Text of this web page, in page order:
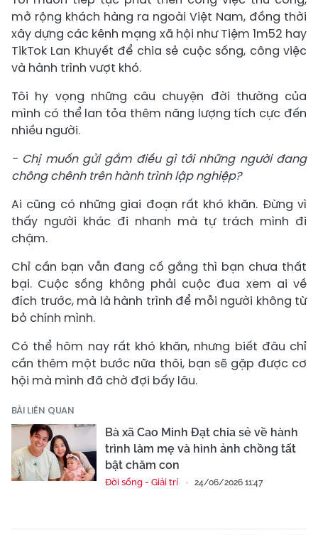
mở rộng khách hàng ra ngoài Việt Nam, đồng thời
xây dựng các kênh mạng xã hội như Tiệm 1m52 hay
TikTok Lan Khuyết để chia sẻ cuộc sống, công việc
và hành trình vượt khó.
Tôi hy vọng những câu chuyện đời thường của
mình có thể lan tỏa thêm năng lượng tích cực đến
nhiều người.
- Chị muốn gửi gắm điều gì tới những người đang
chông chênh trên hành trình lập nghiệp?
Ai cũng có những giai đoạn rất khó khăn. Đừng vì
thấy người khác đi nhanh mà tự trách mình đi
chậm.
Chỉ cần bạn vẫn đang cố gắng thì bạn chưa thất
bại. Cuộc sống không phải cuộc đua xem ai về
đích trước, mà là hành trình để mỗi người không từ
bỏ chính mình.
Có thể hôm nay rất khó khăn, nhưng biết đâu chỉ
cần thêm một bước nữa thôi, bạn sẽ gặp được cơ
hội mà mình đã chờ đợi bấy lâu.
BÀI LIÊN QUAN
Bà xã Cao Minh Đạt chia sẻ về hành
trình làm mẹ và hình ảnh chồng tất
bật chăm con
Đời sống - Giải trí 24/06/2026 11:47